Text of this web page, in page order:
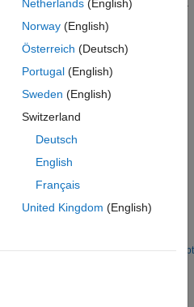
available.
and Equalization
the LTE Toolbox™ to create a
a fading channel and
and equalization.
and Equalization
a frame worth of data, pass it
perform channel estimation and
Open Live Script
Netherlands(English)
Norway(English)
Österreich (Deutsch)
Portugal(English)
Sweden (English)
Switzerland
Deutsch
English
Français
United Kingdom (English)